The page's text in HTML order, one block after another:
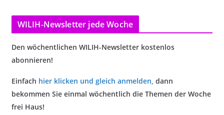
WILIH-Newsletter jede Woche
Den wöchentlichen WILIH-Newsletter kostenlos
abonnieren!
Einfach hier klicken und gleich anmelden, dann
bekommen Sie einmal wöchentlich die Themen der Woche
frei Haus!